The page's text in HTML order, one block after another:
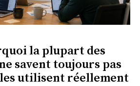
la plupart des
savent toujours pas
utilisent réellement